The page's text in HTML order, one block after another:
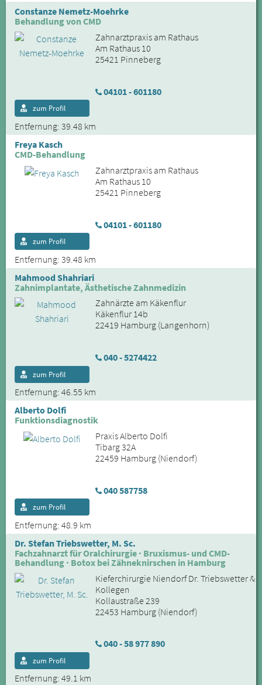
Constanze Nemetz-Moehrke
Behandlung von CMD
Zahnarztpraxis am Rathaus
Am Rathaus 10
25421 Pinneberg
04101 - 601180
Entfernung: 39.48 km
zum Profil
Freya Kasch
CMD-Behandlung
Zahnarztpraxis am Rathaus
Am Rathaus 10
25421 Pinneberg
04101 - 601180
Entfernung: 39.48 km
zum Profil
Mahmood Shahriari
Zahnimplantate, Ästhetische Zahnmedizin
Zahnärzte am Käkenflur
Käkenflur 14b
22419 Hamburg (Langenhorn)
040 - 5274422
Entfernung: 46.55 km
zum Profil
Alberto Dolfi
Funktionsdiagnostik
Praxis Alberto Dolfi
Tibarg 32A
22459 Hamburg (Niendorf)
040 587758
Entfernung: 48.9 km
zum Profil
Dr. Stefan Triebswetter, M. Sc.
Fachzahnarzt für Oralchirurgie · Bruxismus- und CMD-
Behandlung · Botox bei Zähneknirschen in Hamburg
Kieferchirurgie Niendorf Dr. Triebswetter &
Kollegen
Kollaustraße 239
22453 Hamburg (Niendorf)
040 - 58 977 890
Entfernung: 49.1 km
zum Profil